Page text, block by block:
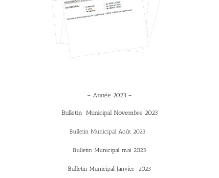
– Année 2023 –
Bulletin Municipal Novembre 2023
Bulletin Municipal Août 2023
Bulletin Municipal mai 2023
Bulletin Municipal Janvier 2023